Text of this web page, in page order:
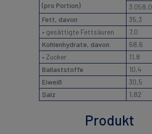
(pro Portion)
3.058,0
Fett, davon
35,3
• gesättigte Fettsäuren
7,0
Kohlenhydrate, davon
68,6
• Zucker
11,8
Ballaststoffe
10,4
Eiweiß
30,5
Salz
1,82
Produkt